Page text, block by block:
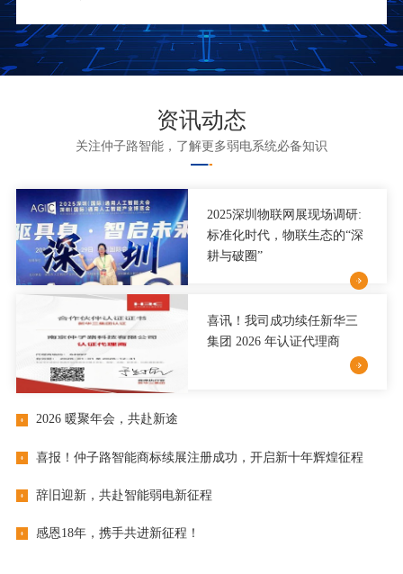
资讯动态
关注仲子路智能，了解更多弱电系统必备知识
2025深圳物联网展现场调研:
标准化时代，物联生态的“深
耕与破圈”
喜讯！我司成功续任新华三
集团 2026 年认证代理商
2026 暖聚年会，共赴新途
喜报！仲子路智能商标续展注册成功，开启新十年辉煌征程
辞旧迎新，共赴智能弱电新征程
感恩18年，携手共进新征程！